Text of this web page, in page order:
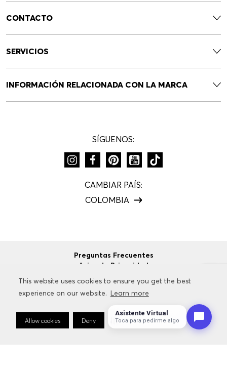
This website uses cookies to ensure you get the best
experience on our website. Learn more
Allow cookies Deny Cookie Preferences
This website uses cookies to ensure you get the best
experience on our website. Learn more
Allow cookies Deny Cookie Preferences
CONTACTO
SERVICIOS
INFORMACIÓN RELACIONADA CON LA MARCA
SÍGUENOS:
CAMBIAR PAÍS:
COLOMBIA
Preguntas Frecuentes
Aviso de Privacidad
Configuración de cookies
Política de Protección de Datos
Asistente Virtual
Toca para pedirme algo